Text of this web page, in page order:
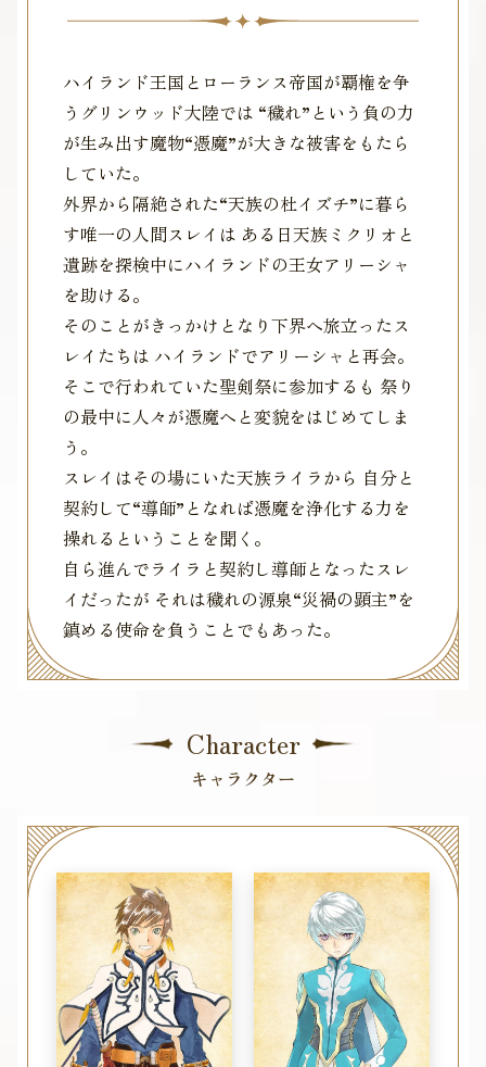
ハイランド王国とローランス帝国が覇権を争
うグリンウッド大陸では “穢れ”という負の力
が生み出す魔物“憑魔”が大きな被害をもたら
していた。
外界から隔絶された“天族の杜イズチ”に暮ら
す唯一の人間スレイは ある日天族ミクリオと
遺跡を探検中にハイランドの王女アリーシャ
を助ける。
そのことがきっかけとなり下界へ旅立ったス
レイたちは ハイランドでアリーシャと再会。
そこで行われていた聖剣祭に参加するも 祭り
の最中に人々が憑魔へと変貌をはじめてしま
う。
スレイはその場にいた天族ライラから 自分と
契約して“導師”となれば憑魔を浄化する力を
操れるということを聞く。
自ら進んでライラと契約し導師となったスレ
イだったが それは穢れの源泉“災禍の顕主”を
鎮める使命を負うことでもあった。
Character
キャラクター